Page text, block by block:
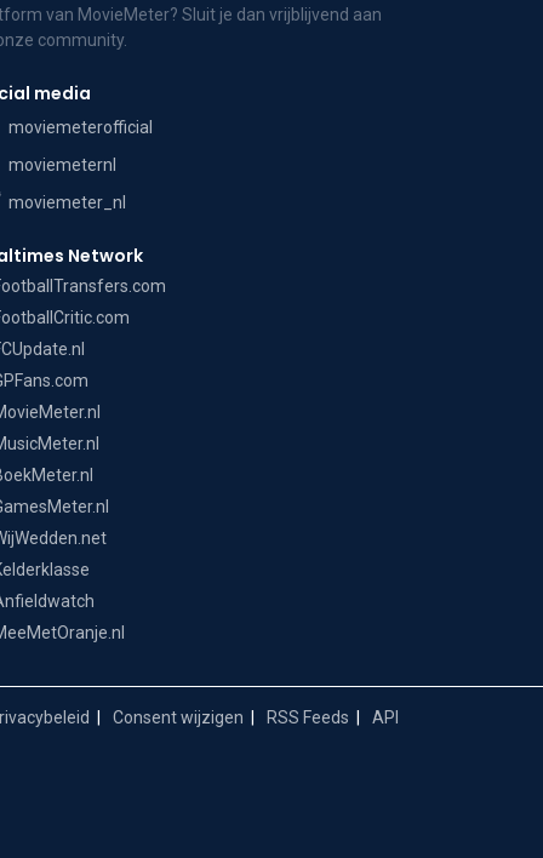
van MovieMeter? Sluit je dan vrijblijvend aan
community.
media
moviemeterofficial
moviemeternl
moviemeter_nl
Network
Consent wijzigen RSS Feeds API